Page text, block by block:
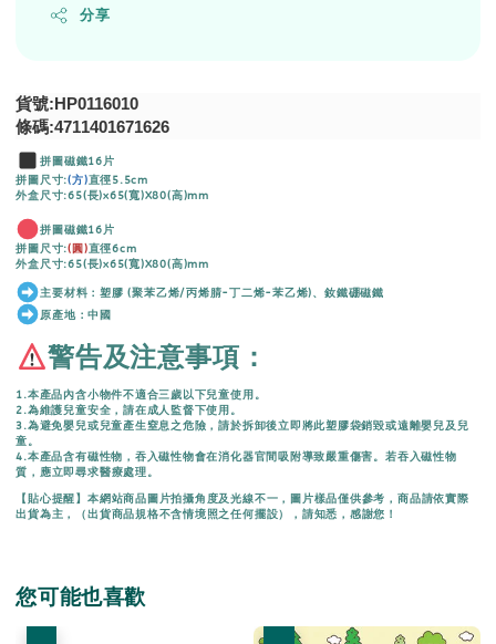
分享
貨號:HP0116010
條碼:4711401671626
拼圖磁鐵16片
拼圖尺寸:(方)直徑5.5cm
外盒尺寸:65(長)x65(寬)X80(高)mm
拼圖磁鐵16片
拼圖尺寸:(圓)直徑6cm
外盒尺寸:65(長)x65(寬)X80(高)mm
主要材料：塑膠 (聚苯乙烯/丙烯腈-丁二烯-苯乙烯)、釹鐵硼磁鐵
原產地：中國
警告及注意事項：
1.本產品內含小物件不適合三歲以下兒童使用。
2.為維護兒童安全，請在成人監督下使用。
3.為避免嬰兒或兒童產生窒息之危險，請於拆卸後立即將此塑膠袋銷毀或遠離嬰兒及兒
童。
4.本產品含有磁性物，吞入磁性物會在消化器官間吸附導致嚴重傷害。若吞入磁性物
質，應立即尋求醫療處理。
【貼心提醒】本網站商品圖片拍攝角度及光線不一，圖片樣品僅供參考，商品請依實際
出貨為主，（出貨商品規格不含情境照之任何擺設），請知悉，感謝您！
您可能也喜歡